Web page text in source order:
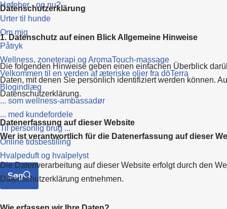
Høfeber - og nu?
Urter til hunde
Om mig
Påtryk
Wellness, zoneterapi og AromaTouch-massage
Velkommen til en verden af æteriske olier fra dōTerra
Blogindlæg
... som wellness-ambassadør
... med kundefordele
Til personlig brug ...
Online tidsbestilling
Hvalpeduft og hvalpelyst
Søg
Datenschutzerklärung
1. Datenschutz auf einen Blick Allgemeine Hinweise
Die folgenden Hinweise geben einen einfachen Überblick
Daten, mit denen Sie persönlich identifiziert werden können.
Datenschutzerklärung.
Datenerfassung auf dieser Website
Wer ist verantwortlich für die Datenerfassung auf dieser
Die Datenverarbeitung auf dieser Website erfolgt durch den
Datenschutzerklärung entnehmen.